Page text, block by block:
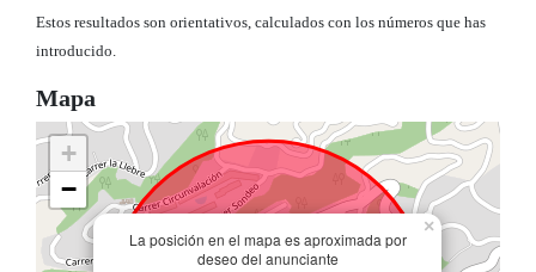
Estos resultados son orientativos, calculados con los números que has
introducido.
Mapa
La posición en el mapa es aproximada por
deseo del anunciante
×
+
−